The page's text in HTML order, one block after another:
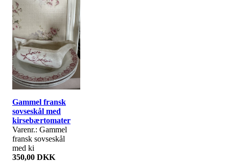
Gammel fransk
sovseskål med
kirsebærtomater
Varenr.: Gammel
fransk sovseskål
med ki
350,00 DKK